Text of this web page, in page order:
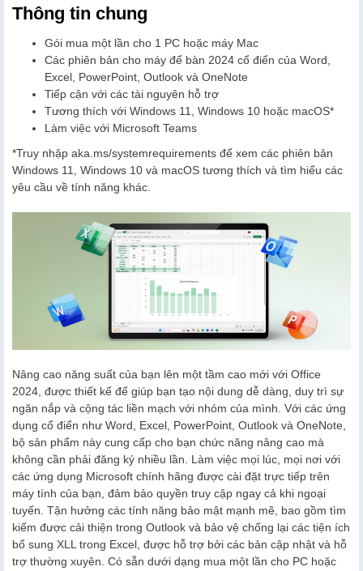
Thông tin chung
Gói mua một lần cho 1 PC hoặc máy Mac
Các phiên bản cho máy để bàn 2024 cổ điển của Word,
Excel, PowerPoint, Outlook và OneNote
Tiếp cận với các tài nguyên hỗ trợ
Tương thích với Windows 11, Windows 10 hoặc macOS*
Làm việc với Microsoft Teams
*Truy nhập aka.ms/systemrequirements để xem các phiên bản
Windows 11, Windows 10 và macOS tương thích và tìm hiểu các
yêu cầu về tính năng khác.
Nâng cao năng suất của bạn lên một tầm cao mới với Office
2024, được thiết kế để giúp bạn tạo nội dung dễ dàng, duy trì sự
ngăn nắp và cộng tác liền mạch với nhóm của mình. Với các ứng
dụng cổ điển như Word, Excel, PowerPoint, Outlook và OneNote,
bộ sản phẩm này cung cấp cho bạn chức năng nâng cao mà
không cần phải đăng ký nhiều lần. Làm việc mọi lúc, mọi nơi với
các ứng dụng Microsoft chính hãng được cài đặt trực tiếp trên
máy tính của bạn, đảm bảo quyền truy cập ngay cả khi ngoại
tuyến. Tận hưởng các tính năng bảo mật mạnh mẽ, bao gồm tìm
kiếm được cải thiện trong Outlook và bảo vệ chống lại các tiện ích
bổ sung XLL trong Excel, được hỗ trợ bởi các bản cập nhật và hỗ
trợ thường xuyên. Có sẵn dưới dạng mua một lần cho PC hoặc